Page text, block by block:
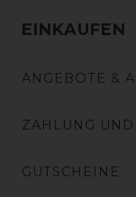
EINKAUFEN
ANGEBOTE &
ZAHLUNG
GUTSCHEINE